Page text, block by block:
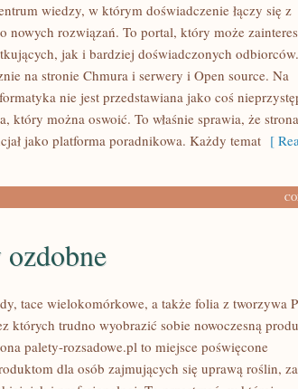
wiedzy, w którym doświadczenie łączy się z
nowych rozwiązań. To portal, który może
jak i bardziej doświadczonych odbiorców.
na stronie Chmura i serwery i Open source. Na
nie jest przedstawiana jako coś
który można oswoić. To właśnie sprawia, że
jako platforma poradnikowa. Każdy temat [
tace wielokomórkowe, a także folia z tworzywa
których trudno wyobrazić sobie nowoczesną
palety-rozsadowe.pl to miejsce poświęcone
dla osób zajmujących się uprawą roślin,